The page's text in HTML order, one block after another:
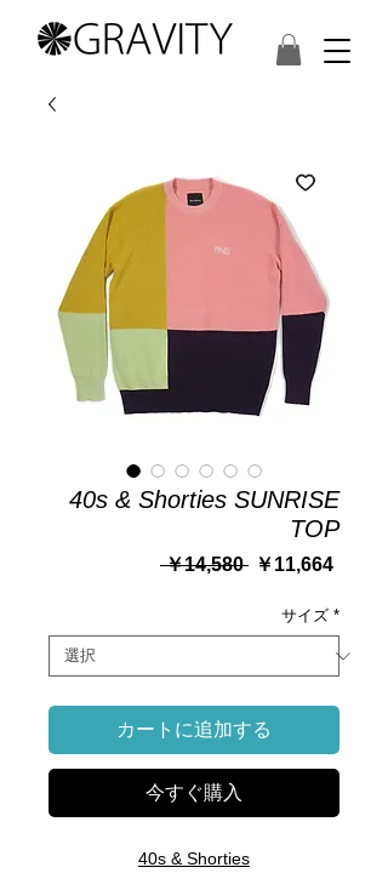
40s & Shorties SUNRISE
TOP
￥14,580 通
格
￥11,664セ
ル
価
格
サイズ *
カートに追加する
今すぐ購入
40s & Shorties